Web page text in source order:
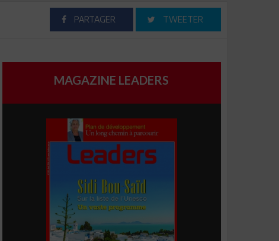
PARTAGER TWEETER
MAGAZINE LEADERS